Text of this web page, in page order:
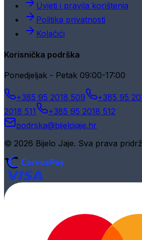
Uvjeti i pravila korištenja
Politika privatnosti
Kolačići
Korisnička podrška
Ponedjeljak - Petak 09:00-17:00
+385 95 2018 509 +385 95
2018 511
+385 95 2018 512
podrska@bijelojaje.hr
© 2026 Bijelo Jaje. Sva prava